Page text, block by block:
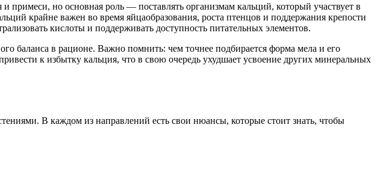
но основная роль — поставлять организмам кальций, который участвует в
крайне важен во время яйцаобразования, роста птенцов и поддержания крепости
кислоты и поддерживать доступность питательных элементов.
баланса в рационе. Важно помнить: чем точнее подбирается форма мела и его
к избытку кальция, что в свою очередь ухудшает усвоение других минеральных
В каждом из направлений есть свои нюансы, которые стоит знать, чтобы